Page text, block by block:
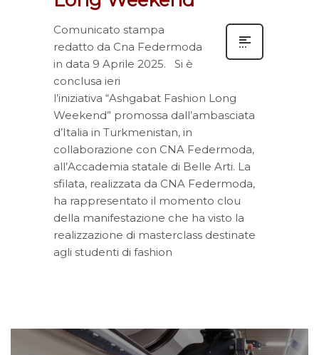
Comunicato stampa
redatto da Cna Federmoda
in data 9 Aprile 2025. Si è
conclusa ieri
l’iniziativa “Ashgabat Fashion Long
Weekend” promossa dall’ambasciata
d’Italia in Turkmenistan, in
collaborazione con CNA Federmoda,
all’Accademia statale di Belle Arti. La
sfilata, realizzata da CNA Federmoda,
ha rappresentato il momento clou
della manifestazione che ha visto la
realizzazione di masterclass destinate
agli studenti di fashion